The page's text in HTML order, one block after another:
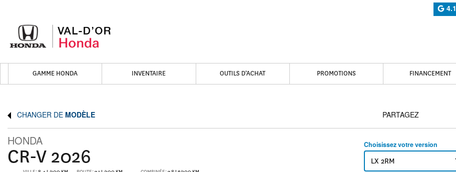
4.1
GAMME HONDA INVENTAIRE OUTILS D’ACHAT PROMOTIONS FINANCEMENT
CHANGER DE MODÈLE PARTAGEZ
HONDA
CR-V 2026
Choisissez votre version
LX 2RM